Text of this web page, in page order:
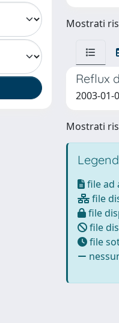
Mostrati
Reflux
2003-01-
Mostrati
file ad
file
file
file
file